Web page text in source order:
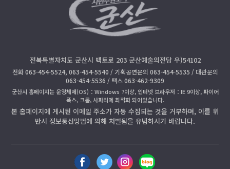
전북특별자치도 군산시 백토로 203 군산예술의전당 우)54102
전화 063-454-5524, 063-454-5540 / 기획공연문의 063-454-5535 / 대관문의
063-454-5536 / 팩스 063-462-9309
군산시 홈페이지는 운영체제(OS)：Windows 7이상, 인터넷 브라우저：IE 9이상, 파이어
폭스, 크롬, 사파리에 최적화 되어있습니다.
본 홈페이지에 게시된 이메일 주소가 자동 수집되는 것을 거부하며, 이를 위
반시 정보통신망법에 의해 처벌됨을 유념하시기 바랍니다.
페
트
인
블